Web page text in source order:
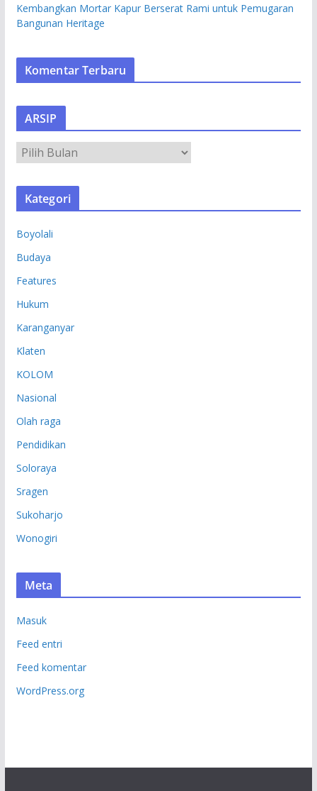
Kembangkan Mortar Kapur Berserat Rami untuk Pemugaran
Bangunan Heritage
Komentar Terbaru
ARSIP
R
S
Kategori
Boyolali
Budaya
Features
Hukum
Karanganyar
Klaten
KOLOM
Nasional
Olah raga
Pendidikan
Soloraya
Sragen
Sukoharjo
Wonogiri
Meta
Masuk
Feed entri
Feed komentar
WordPress.org